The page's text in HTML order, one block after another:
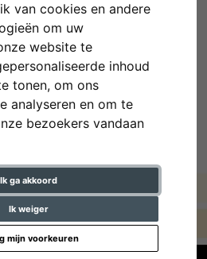
van cookies en andere
om uw
website te
inhoud
tonen, om ons
analyseren en om te
bezoekers vandaan
Ik ga akkoord
Ik weiger
mijn voorkeuren